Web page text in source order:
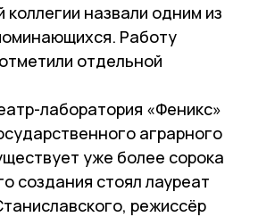
коллегии назвали одним из
Работу
отдельной
лаборатория «Феникс»
аграрного
уже более сорока
создания стоял лауреат
режиссёр